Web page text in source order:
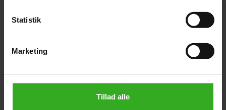
Statistik
Marketing
Tillad alle